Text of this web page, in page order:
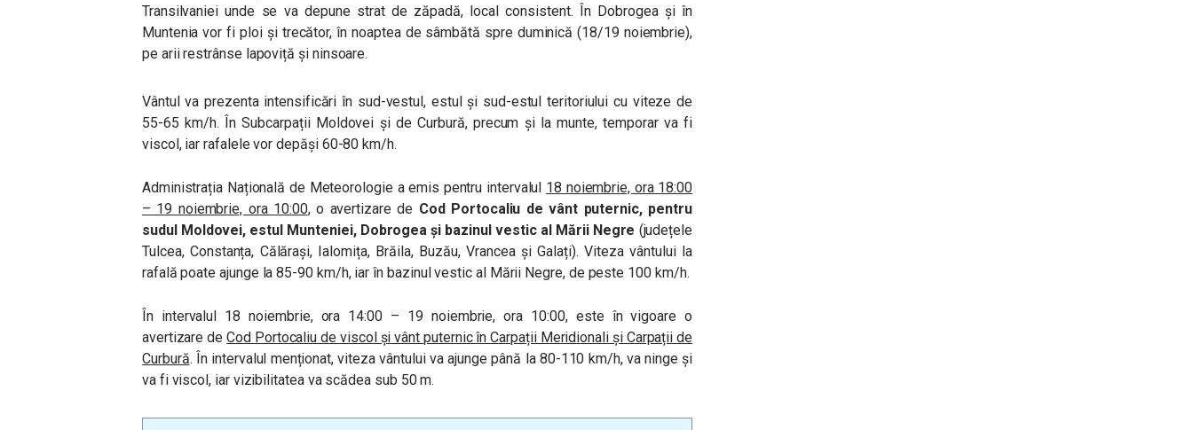
Transilvaniei unde se va depune strat de zăpadă, local consistent. În Dobrogea și în
Muntenia vor fi ploi și trecător, în noaptea de sâmbătă spre duminică (18/19 noiembrie),
pe arii restrânse lapoviță și ninsoare.
Vântul va prezenta intensificări în sud-vestul, estul și sud-estul teritoriului cu viteze de
55-65 km/h. În Subcarpații Moldovei și de Curbură, precum și la munte, temporar va fi
viscol, iar rafalele vor depăși 60-80 km/h.
Administrația Națională de Meteorologie a emis pentru intervalul 18 noiembrie, ora 18:00
– 19 noiembrie, ora 10:00, o avertizare de Cod Portocaliu de vânt puternic, pentru
sudul Moldovei, estul Munteniei, Dobrogea și bazinul vestic al Mării Negre (județele
Tulcea, Constanța, Călărași, Ialomița, Brăila, Buzău, Vrancea și Galați). Viteza vântului la
rafală poate ajunge la 85-90 km/h, iar în bazinul vestic al Mării Negre, de peste 100 km/h.
În intervalul 18 noiembrie, ora 14:00 – 19 noiembrie, ora 10:00, este în vigoare o
avertizare deCod Portocaliu de viscol și vânt puternic în Carpații Meridionali și Carpații de
Curbură. În intervalul menționat, viteza vântului va ajunge până la 80-110 km/h, va ninge și
va fi viscol, iar vizibilitatea va scădea sub 50 m.